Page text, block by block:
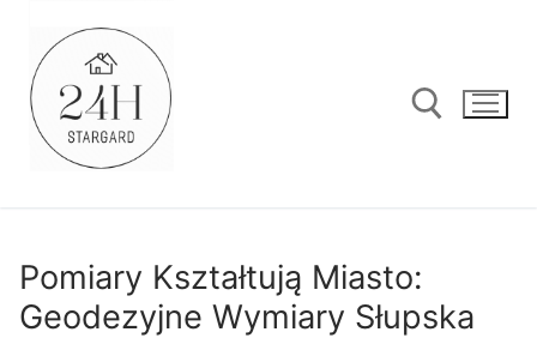
treści
Pomiary Kształtują Miasto:
Geodezyjne Wymiary Słupska